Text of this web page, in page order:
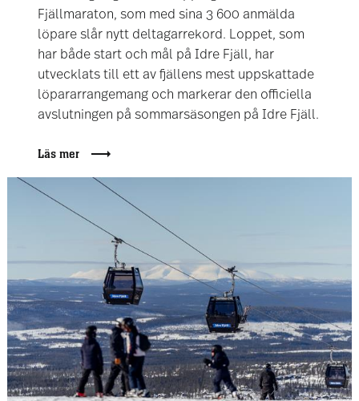
Fjällmaraton, som med sina 3 600 anmälda
löpare slår nytt deltagarrekord. Loppet, som
har både start och mål på Idre Fjäll, har
utvecklats till ett av fjällens mest uppskattade
löpararrangemang och markerar den officiella
avslutningen på sommarsäsongen på Idre Fjäll.
Läs mer